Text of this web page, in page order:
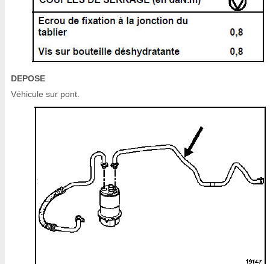
DEPOSE
Véhicule sur pont.